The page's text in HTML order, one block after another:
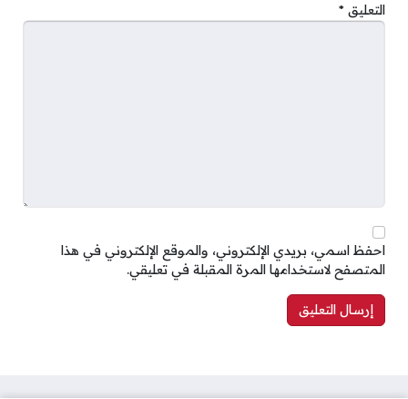
التعليق *
احفظ اسمي، بريدي الإلكتروني، والموقع الإلكتروني في هذا
المتصفح لاستخدامها المرة المقبلة في تعليقي.